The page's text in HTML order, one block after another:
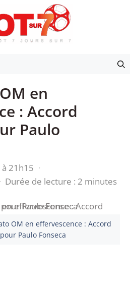
en
: Accord
Paulo
21h15 ·
· Durée de lecture : 2 minutes
OM en effervescence : Accord
Paulo Fonseca